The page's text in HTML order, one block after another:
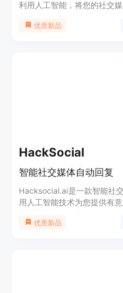
利用人工智能，将您的社交
售。点击下方按钮立即开始。
优质新品
HackSocial
智能社交媒体自动回复
Hacksocial.ai是一款智能社
用人工智能技术为您提供有
定价合理，适用于各类商业
优质新品